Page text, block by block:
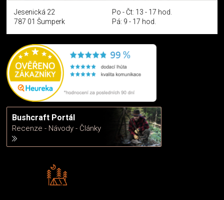
Jesenická 22
787 01 Šumperk
Po - Čt: 13 - 17 hod.
Pá: 9 - 17 hod.
Bushcraft Portál
Recenze - Návody - Články